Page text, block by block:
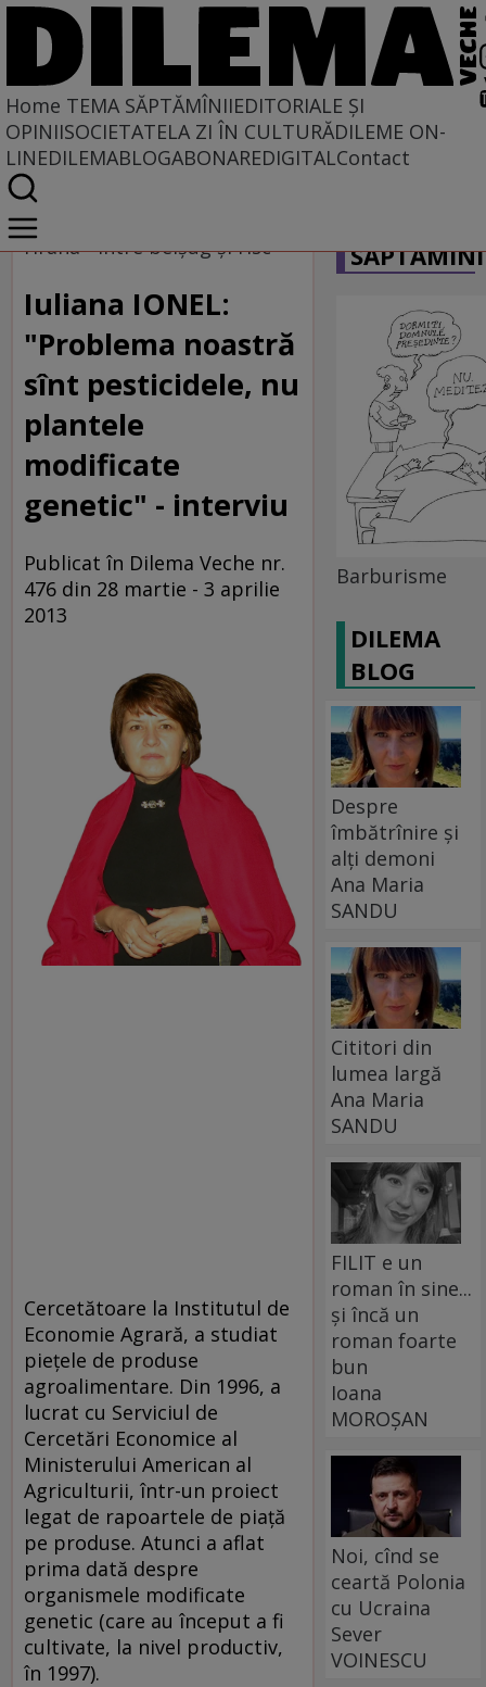
Home TEMA SĂPTĂMÎNIIEDITORIALE ȘI
OPINIISOCIETATELA ZI ÎN CULTURĂDILEME ON-
LINEDILEMABLOGABONAREDIGITALContact
Home
Tema săptămînii
Hrana - între belşug şi risc
Iuliana IONEL:
"Problema noastră
sînt pesticidele, nu
plantele
modificate
genetic" - interviu
Publicat în Dilema Veche nr.
476 din 28 martie - 3 aprilie
2013
Cercetătoare la Institutul de
Economie Agrară, a studiat
pieţele de produse
agroalimentare. Din 1996, a
lucrat cu Serviciul de
Cercetări Economice al
Ministerului American al
Agriculturii, într-un proiect
legat de rapoartele de piaţă
pe produse. Atunci a aflat
prima dată despre
organismele modificate
genetic (care au început a fi
cultivate, la nivel productiv,
în 1997).
Barburisme
DILEMA
BLOG
Despre
îmbătrînire și
alți demoni
Ana Maria
SANDU
Cititori din
lumea largă
Ana Maria
SANDU
FILIT e un
roman în sine...
și încă un
roman foarte
bun
Ioana
MOROȘAN
Noi, cînd se
ceartă Polonia
cu Ucraina
Sever
VOINESCU